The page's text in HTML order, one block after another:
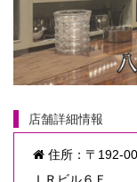
店舗詳細情報
住所：〒192-
ＩＲビル６Ｆ